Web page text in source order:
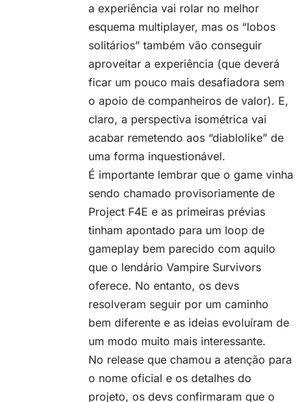
a experiência vai rolar no melhor
esquema multiplayer, mas os “lobos
solitários” também vão conseguir
aproveitar a experiência (que deverá
ficar um pouco mais desafiadora sem
o apoio de companheiros de valor). E,
claro, a perspectiva isométrica vai
acabar remetendo aos “diablolike” de
uma forma inquestionável.
É importante lembrar que o game vinha
sendo chamado provisoriamente de
Project F4E e as primeiras prévias
tinham apontado para um loop de
gameplay bem parecido com aquilo
que o lendário Vampire Survivors
oferece. No entanto, os devs
resolveram seguir por um caminho
bem diferente e as ideias evoluíram de
um modo muito mais interessante.
No release que chamou a atenção para
o nome oficial e os detalhes do
projeto, os devs confirmaram que o